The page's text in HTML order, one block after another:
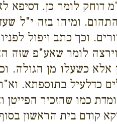
לומר כן. דסיפא
ומיהו בזה י"ל
וכך כתב ויפול
לומר שאע"פ שזה
כשעלו מן הגולה.
כדלעיל בתוספתא.
כמו שהזכיר
קודם בית הראשון